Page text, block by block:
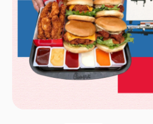
마라탕과 탕후루로 트렌드가 시시각각 바뀌
챌린지로 건강한 식단이 유행하는 상황에
건재한 비결은 무엇일까요?